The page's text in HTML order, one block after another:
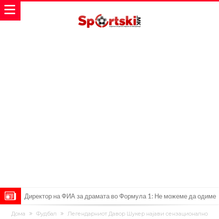
Директор на ФИА за драмата во Формула 1: Не можеме да одиме
толку далеку!
Колку бара ПСЖ и кој е „плафонот“ на Ливерпул за трансферот
Дома Фудбал
Легендарниот Давор Шукер најави сензационално